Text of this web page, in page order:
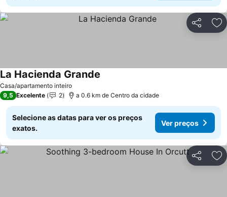
Partilhar
Casa/apartamento inteiro
La Hacienda Grande
9,5 Excelente 2 a 0.6 km de Centro da cidade
Selecione as datas para ver os preços
exatos.
Ver preços
Partilhar